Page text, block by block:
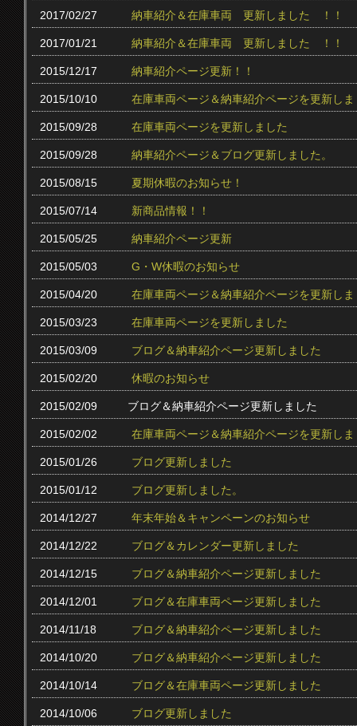
2017/02/27 納車紹介＆在庫車両 更新しました ！！
2017/01/21 納車紹介＆在庫車両 更新しました ！！
2015/12/17 納車紹介ページ更新！！
2015/10/10 在庫車両ページ＆納車紹介ページを更新し
2015/09/28 在庫車両ページを更新しました
2015/09/28 納車紹介ページ＆ブログ更新しました。
2015/08/15 夏期休暇のお知らせ！
2015/07/14 新商品情報！！
2015/05/25 納車紹介ページ更新
2015/05/03 G・W休暇のお知らせ
2015/04/20 在庫車両ページ＆納車紹介ページを更新し
2015/03/23 在庫車両ページを更新しました
2015/03/09 ブログ＆納車紹介ページ更新しました
2015/02/20 休暇のお知らせ
2015/02/09 ブログ＆納車紹介ページ更新しました
2015/02/02 在庫車両ページ＆納車紹介ページを更新し
2015/01/26 ブログ更新しました
2015/01/12 ブログ更新しました。
2014/12/27 年末年始＆キャンペーンのお知らせ
2014/12/22 ブログ＆カレンダー更新しました
2014/12/15 ブログ＆納車紹介ページ更新しました
2014/12/01 ブログ＆在庫車両ページ更新しました
2014/11/18 ブログ＆納車紹介ページ更新しました
2014/10/20 ブログ＆納車紹介ページ更新しました
2014/10/14 ブログ＆在庫車両ページ更新しました
2014/10/06 ブログ更新しました